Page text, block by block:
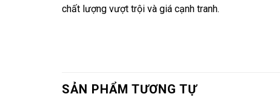
chất lượng vượt trội và giá cạnh tranh.
SẢN PHẨM TƯƠNG TỰ